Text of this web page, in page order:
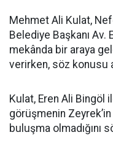
Mehmet Ali Kulat,
Belediye Başkanı Av.
mekânda bir araya
verirken, söz konusu
Kulat, Eren Ali Bingöl
görüşmenin
buluşma olmadığını